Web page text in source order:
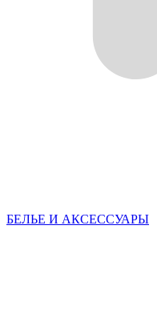
БЕЛЬЕ И АКСЕССУАРЫ